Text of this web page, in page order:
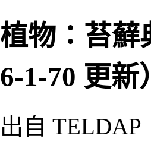
植物：苔蘚
6-1-70 更新）
出自 TELDAP